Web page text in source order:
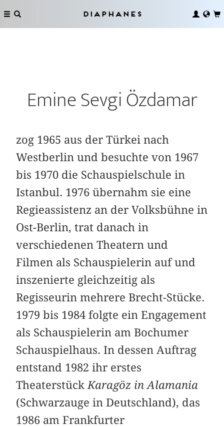
Diaphanes
Emine Sevgi Özdamar
zog 1965 aus der Türkei nach
Westberlin und besuchte von 1967
bis 1970 die Schauspielschule in
Istanbul. 1976 übernahm sie eine
Regieassistenz an der Volksbühne in
Ost-Berlin, trat danach in
verschiedenen Theatern und
Filmen als Schauspielerin auf und
inszenierte gleichzeitig als
Regisseurin mehrere Brecht-Stücke.
1979 bis 1984 folgte ein Engagement
als Schauspielerin am Bochumer
Schauspielhaus. In dessen Auftrag
entstand 1982 ihr erstes
Theaterstück Karagöz in Alamania
(Schwarzauge in Deutschland), das
1986 am Frankfurter